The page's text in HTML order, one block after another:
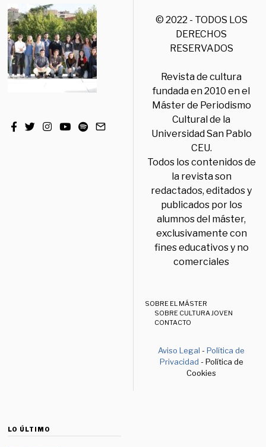
© 2022 - TODOS LOS
DERECHOS
RESERVADOS
Revista de cultura
fundada en 2010 en el
Máster de Periodismo
Cultural de la
Universidad San Pablo
CEU.
Todos los contenidos de
la revista son
redactados, editados y
publicados por los
alumnos del máster,
exclusivamente con
fines educativos y no
comerciales
SOBRE EL MÁSTER
SOBRE CULTURA JOVEN
CONTACTO
Aviso Legal -Política de
Privacidad - Política de
Cookies
LO ÚLTIMO